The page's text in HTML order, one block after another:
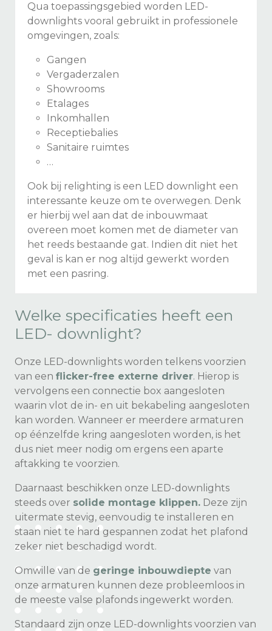
Qua toepassingsgebied worden LED-
downlights vooral gebruikt in professionele
omgevingen, zoals:
Gangen
Vergaderzalen
Showrooms
Etalages
Inkomhallen
Receptiebalies
Sanitaire ruimtes
…
Ook bij relighting is een LED downlight een
interessante keuze om te overwegen. Denk
er hierbij wel aan dat de inbouwmaat
overeen moet komen met de diameter van
het reeds bestaande gat. Indien dit niet het
geval is kan er nog altijd gewerkt worden
met een pasring.
Welke specificaties heeft een
LED- downlight?
Onze LED-downlights worden telkens voorzien
van een flicker-free externe driver. Hierop is
vervolgens een connectie box aangesloten
waarin vlot de in- en uit bekabeling aangesloten
kan worden. Wanneer er meerdere armaturen
op éénzelfde kring aangesloten worden, is het
dus niet meer nodig om ergens een aparte
aftakking te voorzien.
Daarnaast beschikken onze LED-downlights
steeds over solide montage klippen. Deze zijn
uitermate stevig, eenvoudig te installeren en
staan niet te hard gespannen zodat het plafond
zeker niet beschadigd wordt.
Omwille van de geringe inbouwdiepte van
onze armaturen kunnen deze probleemloos in
de meeste valse plafonds ingewerkt worden.
Standaard zijn onze LED-downlights voorzien van